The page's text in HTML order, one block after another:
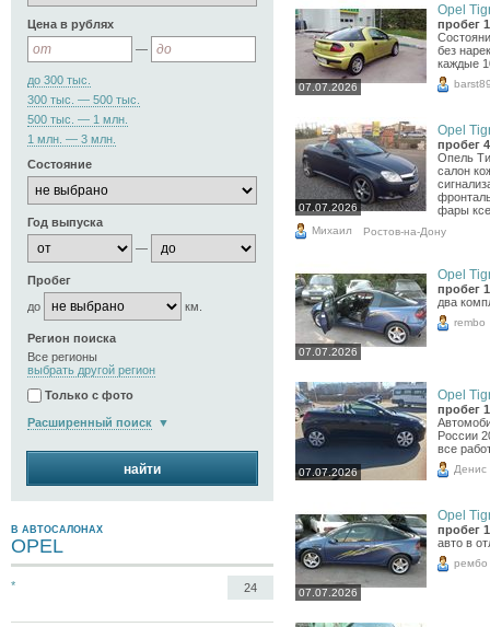
Цена в рублях
—
до 300 тыс.
300 тыс. — 500 тыс.
500 тыс. — 1 млн.
1 млн. — 3 млн.
Состояние
Год выпуска
—
Пробег
до
км.
Регион поиска
Все регионы
выбрать другой регион
Только с фото
Расширенный поиск
найти
В АВТОСАЛОНАХ
OPEL
* 24
07.07.2026
Opel
пробег
без
каждые
07.07.2026
Opel
пробег
Опель
салон
фары
Михаил Ростов-на-Дону
07.07.2026
Opel
пробег
два
rembo
07.07.2026
Opel
пробег
России
все
Денис
07.07.2026
Opel
пробег
авто в
рембо